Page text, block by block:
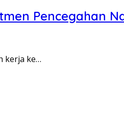
Pencegahan
kerja ke…